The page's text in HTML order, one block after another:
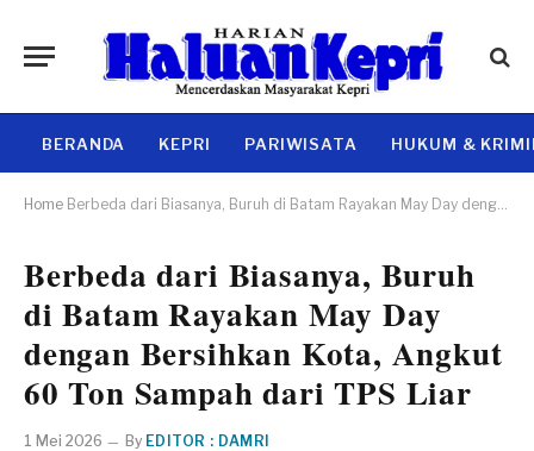
BERANDA KEPRI PARIWISATA HUKUM &
Home Berbeda dari Biasanya, Buruh di Batam Rayakan May Day dengan Bersihkan Kota, Angkut 60 Ton Sampah dari TPS Liar
Berbeda dari Biasanya, Buruh
di Batam Rayakan May Day
dengan Bersihkan Kota, Angkut
60 Ton Sampah dari TPS Liar
1 Mei 2026 By EDITOR : DAMRI